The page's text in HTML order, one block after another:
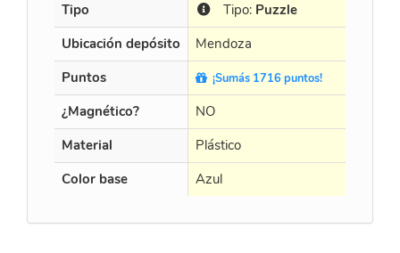
Tipo
Tipo: Puzzle
Ubicación depósito
Mendoza
Puntos
¡Sumás 1716 puntos!
¿Magnético? NO
Material
Plástico
Color base
Azul